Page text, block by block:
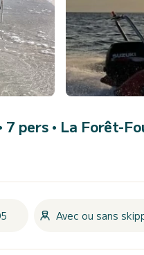
7 pers • La Forêt-
Avec ou sans